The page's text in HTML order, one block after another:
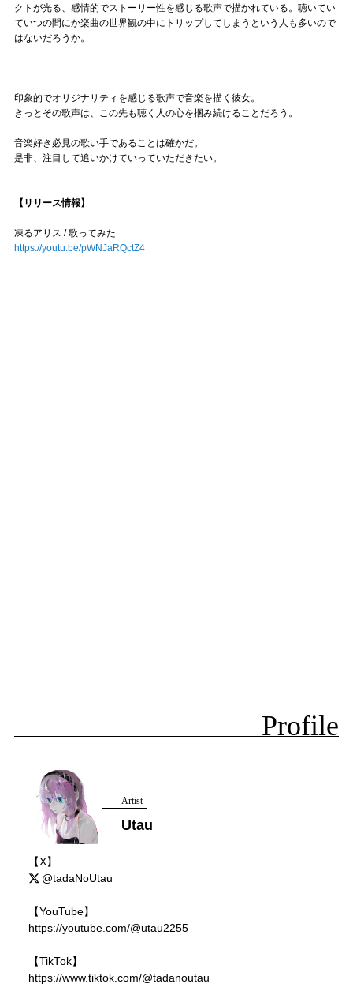
クトが光る、感情的でストーリー性を感じる歌声で描かれている。聴いてい
ていつの間にか楽曲の世界観の中にトリップしてしまうという人も多いので
はないだろうか。
印象的でオリジナリティを感じる歌声で音楽を描く彼女。
きっとその歌声は、この先も聴く人の心を掴み続けることだろう。
音楽好き必見の歌い手であることは確かだ。
是非、注目して追いかけていっていただきたい。
【リリース情報】
凍るアリス / 歌ってみた
https://youtu.be/pWNJaRQctZ4
Profile
Artist
Utau
【X】
@tadaNoUtau
【YouTube】
https://youtube.com/@utau2255
【TikTok】
https://www.tiktok.com/@tadanoutau